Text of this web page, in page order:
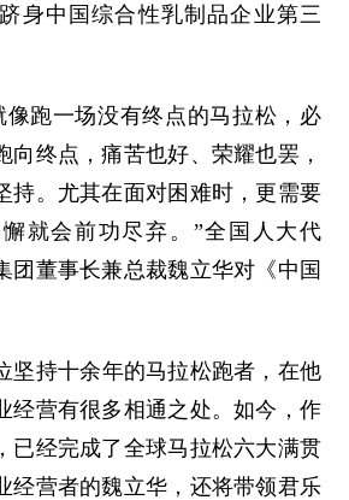
身中国综合性乳制品企业第三
跑一场没有终点的马拉松，必
向终点，痛苦也好、荣耀也罢，
持。尤其在面对困难时，更需要
就会前功尽弃。”全国人大代
团董事长兼总裁魏立华对《中国
持十余年的马拉松跑者，在他
经营有很多相通之处。如今，作
已经完成了全球马拉松六大满贯
经营者的魏立华，还将带领君乐